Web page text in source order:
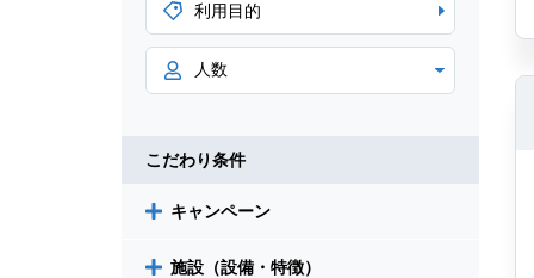
利用目的
こだわり条件
キャンペーン
施設（設備・特徴）